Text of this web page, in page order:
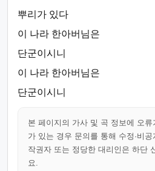
뿌리가 있다
이 나라 한아버님은
단군이시니
이 나라 한아버님은
단군이시니
본 페이지의 가사 및 곡 정보에 오
가 있는 경우 문의를 통해 수정·비
작권자 또는 정당한 대리인은 하단
요.